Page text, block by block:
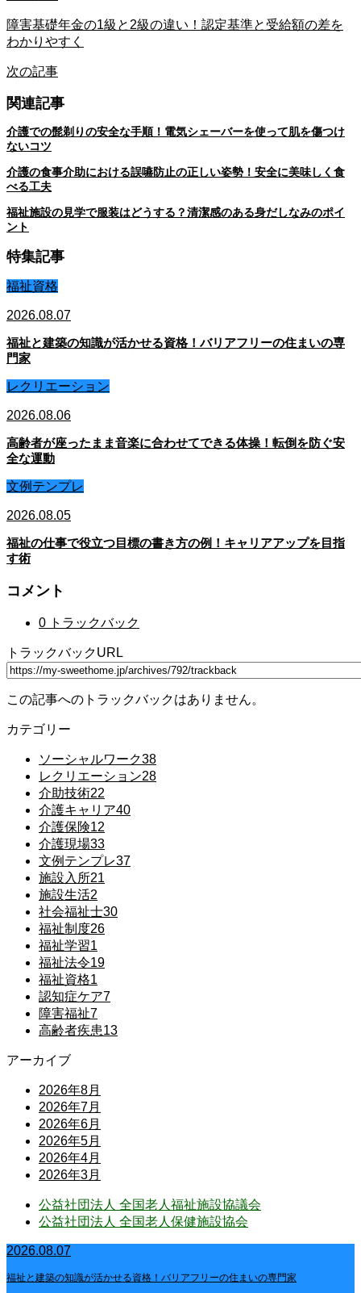
障害基礎年金の1級と2級の違い！認定基準と受給額の差を
わかりやすく
次の記事
関連記事
介護での髭剃りの安全な手順！電気シェーバーを使って肌を傷つけ
ないコツ
介護の食事介助における誤嚥防止の正しい姿勢！安全に美味しく食
べる工夫
福祉施設の見学で服装はどうする？清潔感のある身だしなみのポイ
ント
特集記事
福祉資格
2026.08.07
福祉と建築の知識が活かせる資格！バリアフリーの住まいの専
門家
レクリエーション
2026.08.06
高齢者が座ったまま音楽に合わせてできる体操！転倒を防ぐ安
全な運動
文例テンプレ
2026.08.05
福祉の仕事で役立つ目標の書き方の例！キャリアアップを目指
す術
コメント
0 トラックバック
トラックバックURL
この記事へのトラックバックはありません。
カテゴリー
ソーシャルワーク38
レクリエーション28
介助技術22
介護キャリア40
介護保険12
介護現場33
文例テンプレ37
施設入所21
施設生活2
社会福祉士30
福祉制度26
福祉学習1
福祉法令19
福祉資格1
認知症ケア7
障害福祉7
高齢者疾患13
アーカイブ
2026年8月
2026年7月
2026年6月
2026年5月
2026年4月
2026年3月
公益社団法人 全国老人福祉施設協議会
公益社団法人 全国老人保健施設協会
2026.08.07
福祉と建築の知識が活かせる資格！バリアフリーの住まいの専門家